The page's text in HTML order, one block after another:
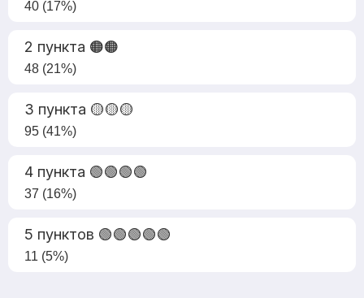
40 (17%)
2 пункта 🟠🟠
48 (21%)
3 пункта 🟡🟡🟡
95 (41%)
4 пункта 🟢🟢🟢🟢
37 (16%)
5 пунктов 🟢🟢🟢🟢🟢
11 (5%)